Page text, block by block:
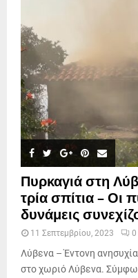
Πυρκαγιά στη
τρία σπίτια – Οι
δυνάμεις
11 Σεπτεμβρίου, 2023 0
Λύβενα – Έντονη
στο χωριό Λύβενα.